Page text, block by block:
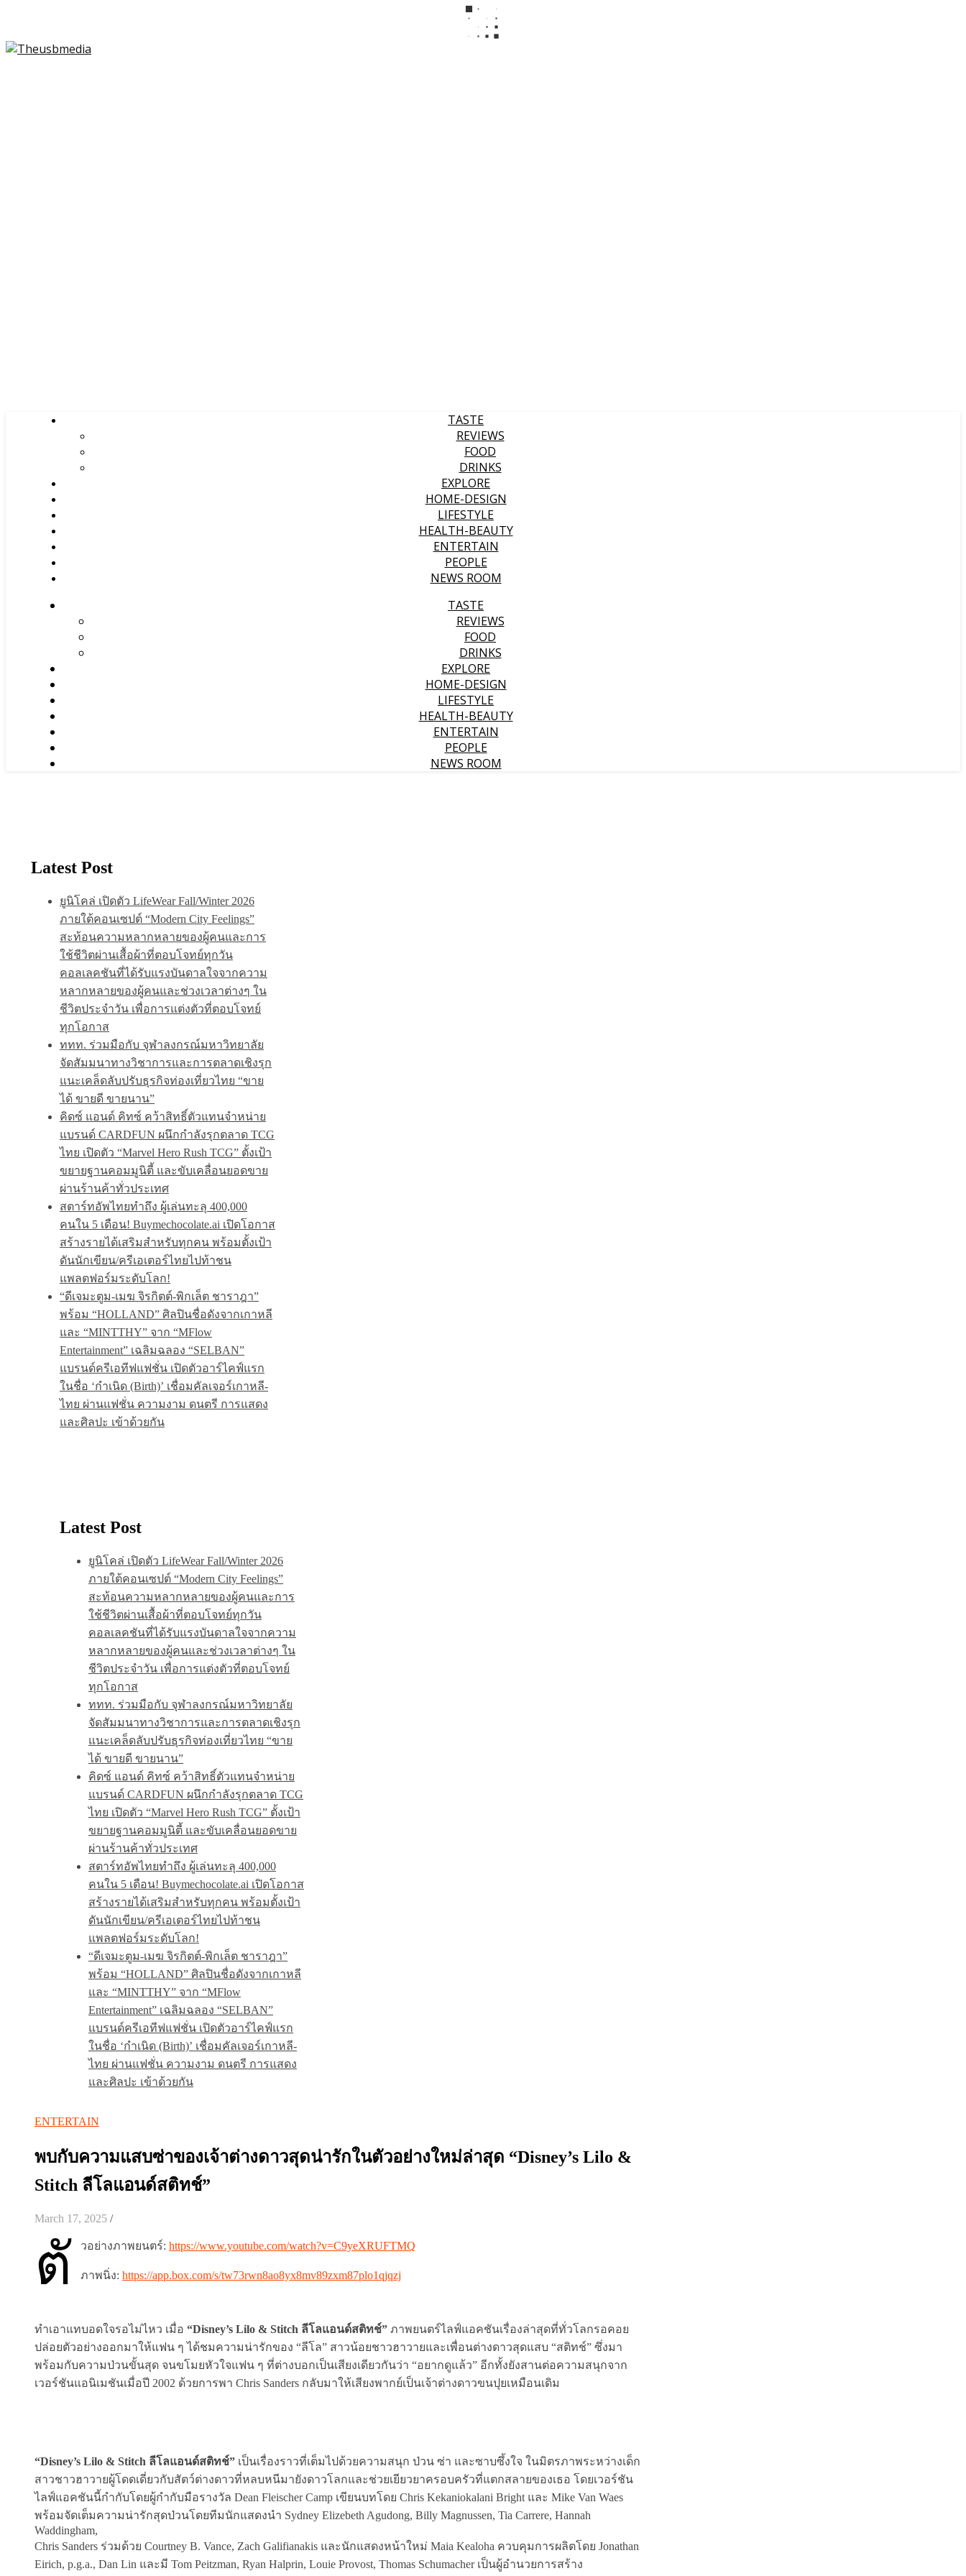
TASTE
REVIEWS
FOOD
DRINKS
EXPLORE
HOME-DESIGN
LIFESTYLE
HEALTH-BEAUTY
ENTERTAIN
PEOPLE
NEWS ROOM
TASTE
REVIEWS
FOOD
DRINKS
EXPLORE
HOME-DESIGN
LIFESTYLE
HEALTH-BEAUTY
ENTERTAIN
PEOPLE
NEWS ROOM
Latest Post
ยูนิโคล่ เปิดตัว LifeWear Fall/Winter 2026
ภายใต้คอนเซปต์ “Modern City Feelings”
สะท้อนความหลากหลายของผู้คนและการ
ใช้ชีวิตผ่านเสื้อผ้าที่ตอบโจทย์ทุกวัน
คอลเลคชันที่ได้รับแรงบันดาลใจจากความ
หลากหลายของผู้คนและช่วงเวลาต่างๆ ใน
ชีวิตประจำวัน เพื่อการแต่งตัวที่ตอบโจทย์
ทุกโอกาส
ททท. ร่วมมือกับ จุฬาลงกรณ์มหาวิทยาลัย
จัดสัมมนาทางวิชาการและการตลาดเชิงรุก
แนะเคล็ดลับปรับธุรกิจท่องเที่ยวไทย “ขาย
ได้ ขายดี ขายนาน”
คิดซ์ แอนด์ คิทซ์ คว้าสิทธิ์ตัวแทนจำหน่าย
แบรนด์ CARDFUN ผนึกกำลังรุกตลาด TCG
ไทย เปิดตัว “Marvel Hero Rush TCG” ตั้งเป้า
ขยายฐานคอมมูนิตี้ และขับเคลื่อนยอดขาย
ผ่านร้านค้าทั่วประเทศ
สตาร์ทอัพไทยทำถึง ผู้เล่นทะลุ 400,000
คนใน 5 เดือน! Buymechocolate.ai เปิดโอกาส
สร้างรายได้เสริมสำหรับทุกคน พร้อมตั้งเป้า
ดันนักเขียน/ครีเอเตอร์ไทยไปท้าชน
แพลตฟอร์มระดับโลก!
“ดีเจมะตูม-เมฆ จิรกิตต์-พิกเล็ต ชาราฎา”
พร้อม “HOLLAND” ศิลปินชื่อดังจากเกาหลี
และ “MINTTHY” จาก “MFlow
Entertainment” เฉลิมฉลอง “SELBAN”
แบรนด์ครีเอทีฟแฟชั่น เปิดตัวอาร์ไคฟ์แรก
ในชื่อ ‘กำเนิด (Birth)’ เชื่อมคัลเจอร์เกาหลี-
ไทย ผ่านแฟชั่น ความงาม ดนตรี การแสดง
และศิลปะ เข้าด้วยกัน
Latest Post
ยูนิโคล่ เปิดตัว LifeWear Fall/Winter 2026
ภายใต้คอนเซปต์ “Modern City Feelings”
สะท้อนความหลากหลายของผู้คนและการ
ใช้ชีวิตผ่านเสื้อผ้าที่ตอบโจทย์ทุกวัน
คอลเลคชันที่ได้รับแรงบันดาลใจจากความ
หลากหลายของผู้คนและช่วงเวลาต่างๆ ใน
ชีวิตประจำวัน เพื่อการแต่งตัวที่ตอบโจทย์
ทุกโอกาส
ททท. ร่วมมือกับ จุฬาลงกรณ์มหาวิทยาลัย
จัดสัมมนาทางวิชาการและการตลาดเชิงรุก
แนะเคล็ดลับปรับธุรกิจท่องเที่ยวไทย “ขาย
ได้ ขายดี ขายนาน”
คิดซ์ แอนด์ คิทซ์ คว้าสิทธิ์ตัวแทนจำหน่าย
แบรนด์ CARDFUN ผนึกกำลังรุกตลาด TCG
ไทย เปิดตัว “Marvel Hero Rush TCG” ตั้งเป้า
ขยายฐานคอมมูนิตี้ และขับเคลื่อนยอดขาย
ผ่านร้านค้าทั่วประเทศ
สตาร์ทอัพไทยทำถึง ผู้เล่นทะลุ 400,000
คนใน 5 เดือน! Buymechocolate.ai เปิดโอกาส
สร้างรายได้เสริมสำหรับทุกคน พร้อมตั้งเป้า
ดันนักเขียน/ครีเอเตอร์ไทยไปท้าชน
แพลตฟอร์มระดับโลก!
“ดีเจมะตูม-เมฆ จิรกิตต์-พิกเล็ต ชาราฎา”
พร้อม “HOLLAND” ศิลปินชื่อดังจากเกาหลี
และ “MINTTHY” จาก “MFlow
Entertainment” เฉลิมฉลอง “SELBAN”
แบรนด์ครีเอทีฟแฟชั่น เปิดตัวอาร์ไคฟ์แรก
ในชื่อ ‘กำเนิด (Birth)’ เชื่อมคัลเจอร์เกาหลี-
ไทย ผ่านแฟชั่น ความงาม ดนตรี การแสดง
และศิลปะ เข้าด้วยกัน
ENTERTAIN
พบกับความแสบซ่าของเจ้าต่างดาวสุดน่ารักในตัวอย่างใหม่ล่าสุด “Disney’s Lilo &
Stitch ลีโลแอนด์สติทช์”
March 17, 2025 /
ตั วอย่างภาพยนตร์: https://www.youtube.com/watch?v=C9yeXRUFTMQ
ภาพนิ่ง: https://app.box.com/s/tw73rwn8ao8yx8mv89zxm87plo1qjqzj
ทำเอาแทบอดใจรอไม่ไหว เมื่อ “Disney’s Lilo & Stitch ลีโลแอนด์สติทช์” ภาพยนตร์ไลฟ์แอคชันเรื่องล่าสุดที่ทั่วโลกรอคอย
ปล่อยตัวอย่างออกมาให้แฟน ๆ ได้ชมความน่ารักของ “ลีโล” สาวน้อยชาวฮาวายและเพื่อนต่างดาวสุดแสบ “สติทช์” ซึ่งมา
พร้อมกับความป่วนขั้นสุด จนขโมยหัวใจแฟน ๆ ที่ต่างบอกเป็นเสียงเดียวกันว่า “อยากดูแล้ว” อีกทั้งยังสานต่อความสนุกจาก
เวอร์ชันแอนิเมชันเมื่อปี 2002 ด้วยการพา Chris Sanders กลับมาให้เสียงพากย์เป็นเจ้าต่างดาวขนปุยเหมือนเดิม
“Disney’s Lilo & Stitch ลีโลแอนด์สติทช์” เป็นเรื่องราวที่เต็มไปด้วยความสนุก ป่วน ซ่า และซาบซึ้งใจ ในมิตรภาพระหว่างเด็ก
สาวชาวฮาวายผู้โดดเดี่ยวกับสัตว์ต่างดาวที่หลบหนีมายังดาวโลกและช่วยเยียวยาครอบครัวที่แตกสลายของเธอ โดยเวอร์ชัน
ไลฟ์แอคชันนี้กำกับโดยผู้กำกับมือรางวัล Dean Fleischer Camp เขียนบทโดย Chris Kekaniokalani Bright และ Mike Van Waes
พร้อมจัดเต็มความน่ารักสุดป่วนโดยทีมนักแสดงนำ Sydney Elizebeth Agudong, Billy Magnussen, Tia Carrere, Hannah
Waddingham,
Chris Sanders ร่วมด้วย Courtney B. Vance, Zach Galifianakis และนักแสดงหน้าใหม่ Maia Kealoha ควบคุมการผลิตโดย Jonathan
Eirich, p.g.a., Dan Lin และมี Tom Peitzman, Ryan Halprin, Louie Provost, Thomas Schumacher เป็นผู้อำนวยการสร้าง